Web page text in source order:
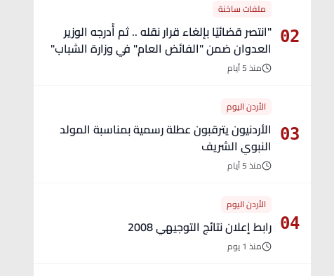
02
ملفات ساخنة
"انتصر قضائيًا بإلغاء قرار نقله .. ثم أُدرجه الوزير
العدوان ضمن "الفائض العام" في وزارة الشباب"
- تفاصيل
منذ 5 أيام
03
الأردن اليوم
الأردنيون يترقبون عطلة رسمية بمناسبة المولد
النبوي الشريف
منذ 5 أيام
04
الأردن اليوم
رابط إعلان نتائج التوجيهي 2008
منذ 1 يوم